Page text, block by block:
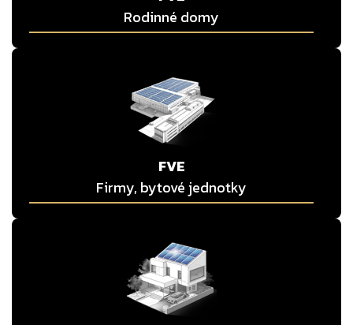
Rodinné domy
FVE
Firmy, bytové jednotky